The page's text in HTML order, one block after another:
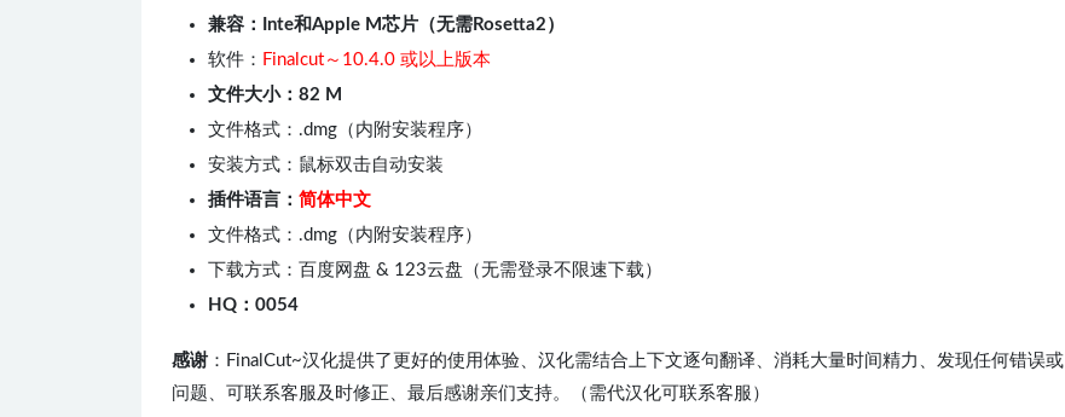
兼容：Inte和Apple M芯片（无需Rosetta2）
软件： Finalcut～10.4.0 或以上版本
文件大小：82 M
文件格式：.dmg（内附安装程序）
安装方式：鼠标双击自动安装
插件语言： 简体中文
文件格式：.dmg（内附安装程序）
下载方式：百度网盘 & 123云盘（无需登录不限速下载）
HQ：0054
感谢 ：FinalCut~汉化提供了更好的使用体验、汉化需结合上下文逐句翻译、消耗大量时间精力、发现任何错误或
问题、可联系客服及时修正、最后感谢亲们支持。（需代汉化可联系客服）